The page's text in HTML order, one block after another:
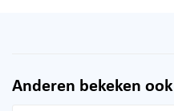
Anderen bekeken ook